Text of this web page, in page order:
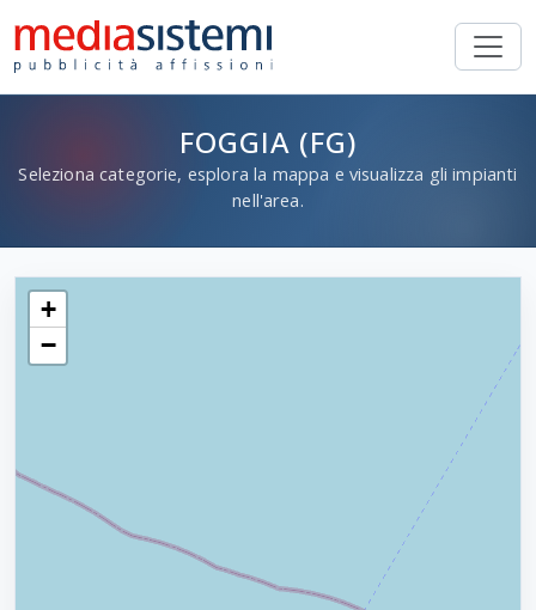
FOGGIA (FG)
Seleziona categorie, esplora la mappa e visualizza gli impianti
nell'area.
+
−